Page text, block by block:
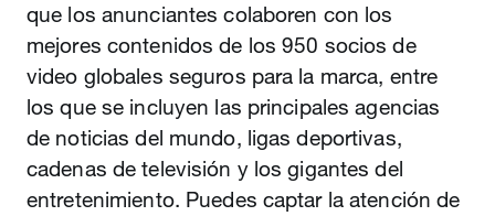
que los anunciantes colaboren con los
mejores contenidos de los 950 socios de
video globales seguros para la marca, entre
los que se incluyen las principales agencias
de noticias del mundo, ligas deportivas,
cadenas de televisión y los gigantes del
entretenimiento. Puedes captar la atención de